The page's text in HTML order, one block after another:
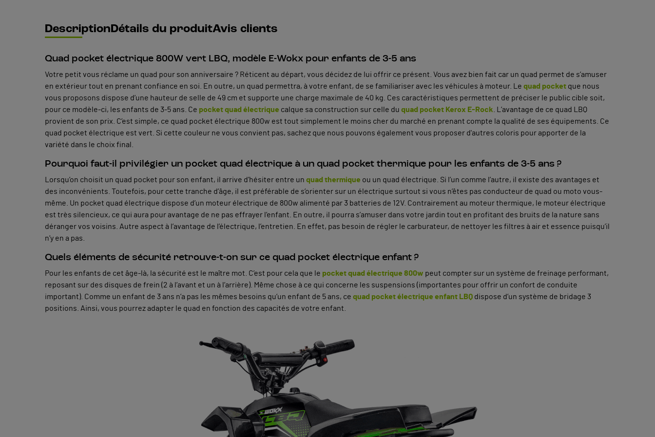
DescriptionDétails du produitAvis clients
Quad pocket électrique 800W vert LBQ, modèle E-Wokx pour enfants de 3-5 ans
Votre petit vous réclame un quad pour son anniversaire ? Réticent au départ, vous décidez de lui offrir ce présent. Vous avez bien fait car un quad permet de s’amuser
en extérieur tout en prenant confiance en soi. En outre, un quad permettra, à votre enfant, de se familiariser avec les véhicules à moteur. Le quad pocket que nous
vous proposons dispose d’une hauteur de selle de 49 cm et supporte une charge maximale de 40 kg. Ces caractéristiques permettent de préciser le public cible soit,
pour ce modèle-ci, les enfants de 3-5 ans. Ce pocket quad électrique calque sa construction sur celle du quad pocket Kerox E-Rock . L’avantage de ce quad LBQ
provient de son prix. C’est simple, ce quad pocket électrique 800w est tout simplement le moins cher du marché en prenant compte la qualité de ses équipements. Ce
quad pocket électrique est vert. Si cette couleur ne vous convient pas, sachez que nous pouvons également vous proposer d'autres coloris pour apporter de la
variété dans le choix final.
Pourquoi faut-il privilégier un pocket quad électrique à un quad pocket thermique pour les enfants de 3-5 ans ?
Lorsqu’on choisit un quad pocket pour son enfant, il arrive d’hésiter entre un quad thermique ou un quad électrique. Si l’un comme l’autre, il existe des avantages et
des inconvénients. Toutefois, pour cette tranche d’âge, il est préférable de s’orienter sur un électrique surtout si vous n’êtes pas conducteur de quad ou moto vous-
même. Un pocket quad électrique dispose d’un moteur électrique de 800w alimenté par 3 batteries de 12V. Contrairement au moteur thermique, le moteur électrique
est très silencieux, ce qui aura pour avantage de ne pas effrayer l’enfant. En outre, il pourra s’amuser dans votre jardin tout en profitant des bruits de la nature sans
déranger vos voisins. Autre aspect à l’avantage de l’électrique, l’entretien. En effet, pas besoin de régler le carburateur, de nettoyer les filtres à air et essence puisqu’il
n’y en a pas.
Quels éléments de sécurité retrouve-t-on sur ce quad pocket électrique enfant ?
Pour les enfants de cet âge-là, la sécurité est le maître mot. C’est pour cela que le pocket quad électrique 800w peut compter sur un système de freinage performant,
reposant sur des disques de frein (2 à l’avant et un à l’arrière). Même chose à ce qui concerne les suspensions (importantes pour offrir un confort de conduite
important). Comme un enfant de 3 ans n’a pas les mêmes besoins qu’un enfant de 5 ans, ce quad pocket électrique enfant LBQ dispose d’un système de bridage 3
positions. Ainsi, vous pourrez adapter le quad en fonction des capacités de votre enfant.